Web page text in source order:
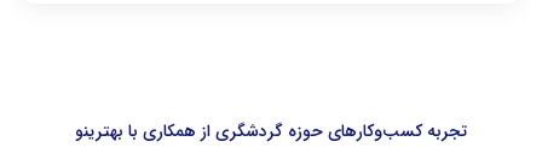
تجربه کسب‌وکارهای حوزه گردشگری از همکاری با بهترینو